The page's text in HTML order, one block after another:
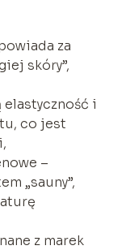
za
skóry”,
i
co jest
–
„sauny”,
z marek